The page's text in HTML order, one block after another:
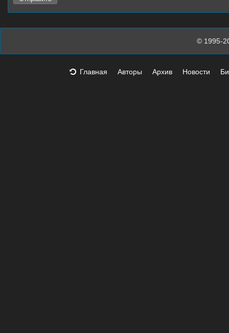
© 1995-
Главная Авторы Архив Новости